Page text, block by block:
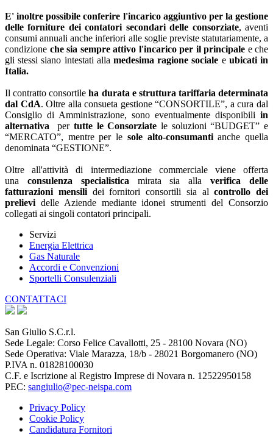
E' inoltre possibile conferire l'incarico aggiuntivo per la gestione
delle forniture dei contatori secondari delle consorziate, aventi
consumi annuali anche inferiori alle soglie previste statutariamente, a
condizione che sia sempre attivo l'incarico per il principale e che
gli stessi siano intestati alla medesima ragione sociale e ubicati in
Italia.
Il contratto consortileha durata e struttura tariffaria determinata
dal CdA. Oltre alla consueta gestione “CONSORTILE”, a cura dal
Consiglio di Amministrazione, sono eventualmente disponibili in
alternativa per tutte le Consorziate le soluzioni “BUDGET” e
“MERCATO”, mentre per le sole alto-consumantianche quella
denominata “GESTIONE”.
Oltre all'attività di intermediazione commerciale viene offerta
una consulenza specialistica mirata sia allaverifica delle
fatturazioni mensili dei fornitori consortili sia alcontrollo dei
prelievi delle Aziende mediante idonei strumenti del Consorzio
collegati ai singoli contatori principali.
Servizi
Energia Elettrica
Gas Naturale
Accordi e Convenzioni
Sportelli Consulenziali
CONTATTACI
San Giulio S.C.r.l.
Sede Legale: Corso Felice Cavallotti, 25 - 28100 Novara (NO)
Sede Operativa: Viale Marazza, 18/b - 28021 Borgomanero (NO)
P.IVA n. 01828100030
C.F. e Iscrizione al Registro Imprese di Novara n. 12522950158
PEC: sangiulio@pec-neispa.com
Privacy Policy
Cookie Policy
Candidatura Fornitori